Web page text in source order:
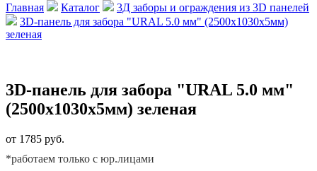
Главная
Каталог
3Д заборы и ограждения из 3D панелей
3D-панель для забора "URAL 5.0 мм" (2500х1030х5мм)
зеленая
3D-панель для забора "URAL 5.0 мм"
(2500х1030х5мм) зеленая
от 1785 руб.
*работаем только с юр.лицами